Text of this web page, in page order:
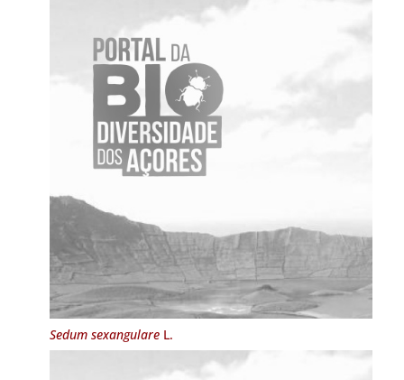
Sedum sexangulareL.